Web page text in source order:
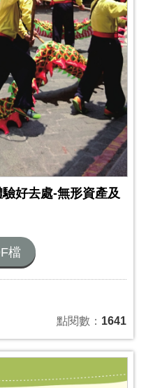
好去處-無形資產及
檔
點閱數： 1641